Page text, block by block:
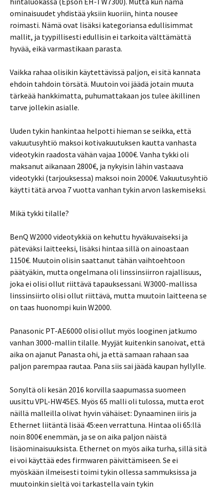
ominaisuudet yhdistää yksiin kuoriin, hinta nousee
roimasti. Nämä ovat lisäksi kategoriansa edullisimmat
mallit, ja tyypillisesti edullisin ei tarkoita välttämättä
hyvää, eikä varmastikaan parasta.
Vaikka rahaa olisikin käytettävissä paljon, ei sitä kannata
ehdoin tahdoin törsätä. Muutoin voi jäädä jotain muuta
tärkeää hankkimatta, puhumattakaan jos tulee äkillinen
tarve jollekin asialle.
Uuden tykin hankintaa helpotti hieman se seikka, että
vakuutusyhtiö maksoi kotivakuutuksen kautta vanhasta
videotykin raadosta vähän vajaa 1000€. Vanha tykki oli
maksanut aikanaan 2800€, ja nykyisin lähin vastaava
videotykki (tarjouksessa) maksoi noin 2000€. Vakuutusyhtiö
käytti tätä arvoa 7 vuotta vanhan tykin arvon laskemiseksi.
Mikä tykki tilalle?
BenQ W2000 videotykkiä on kehuttu hyväkuvaiseksi ja
päteväksi laitteeksi, lisäksi hintaa sillä on ainoastaan
1150€. Muutoin olisin saattanut tähän vaihtoehtoon
päätyäkin, mutta ongelmana oli linssinsiirron rajallisuus,
joka ei olisi ollut riittävä tapauksessani. W3000-mallissa
linssinsiirto olisi ollut riittävä, mutta muutoin laitteena se
on taas huonompi kuin W2000.
Panasonic PT-AE6000 olisi ollut myös looginen jatkumo
vanhan 3000-mallin tilalle. Myyjät kuitenkin sanoivat, että
aika on ajanut Panasta ohi, ja että samaan rahaan saa
paljon parempaa rautaa. Pana siis sai jäädä kaupan hyllylle.
Sonyltä oli kesän 2016 korvilla saapumassa suomeen
uusittu VPL-HW45ES. Myös 65 malli oli tulossa, mutta erot
näillä malleilla olivat hyvin vähäiset: Dynaaminen iiris ja
Ethernet liitäntä lisää 45:een verrattuna. Hintaa oli 65:llä
noin 800€ enemmän, ja se on aika paljon näistä
lisäominaisuuksista. Ethernet on myös aika turha, sillä sitä
ei voi käyttää edes firmwaren päivittämiseen. Se ei
myöskään ilmeisesti toimi tykin ollessa sammuksissa ja
muutoinkin sieltä voi tarkastella vain tykin